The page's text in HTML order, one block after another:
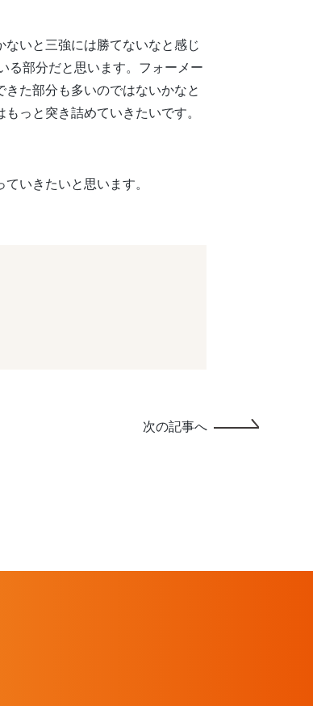
いと三強には勝てないなと感じ
る部分だと思います。フォーメー
た部分も多いのではないかなと
っと突き詰めていきたいです。
いきたいと思います。
次の記事へ